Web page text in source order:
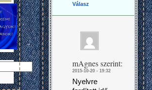
Válasz
mAgnes szerint:
2015-10-20 - 19:32
Nyelvre